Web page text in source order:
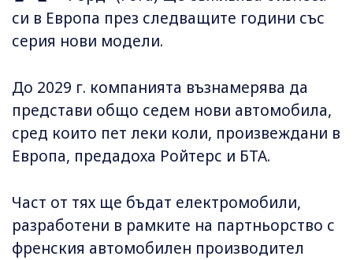
си в Европа през следващите години със
серия нови модели.
До 2029 г. компанията възнамерява да
представи общо седем нови автомобила,
сред които пет леки коли, произвеждани в
Европа, предадоха Ройтерс и БТА.
Част от тях ще бъдат електромобили,
разработени в рамките на партньорство с
френския автомобилен производител